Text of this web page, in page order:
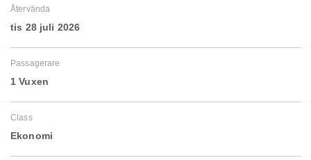
Återvända
tis 28 juli 2026
Passagerare
1 Vuxen
Class
Ekonomi